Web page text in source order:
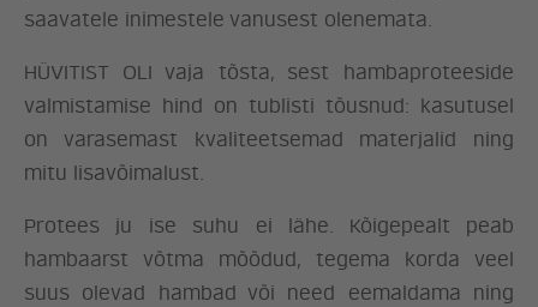
saavatele inimestele vanusest olenemata.
HÜVITIST OLI vaja tõsta, sest hambaproteeside
valmistamise hind on tublisti tõusnud: kasutusel
on varasemast kvaliteetsemad materjalid ning
mitu lisavõimalust.
Protees ju ise suhu ei lähe. Kõigepealt peab
hambaarst võtma mõõdud, tegema korda veel
suus olevad hambad või need eemaldama ning